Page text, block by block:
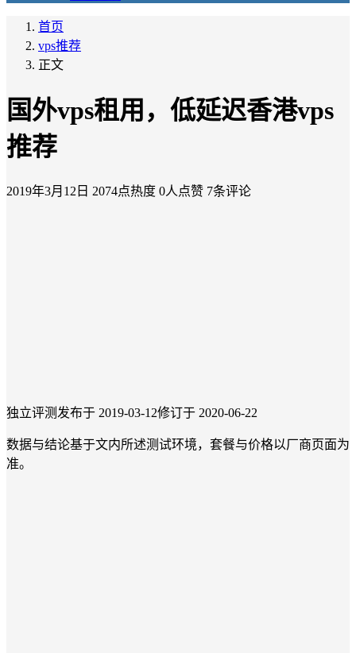
首页
vps推荐
正文
国外vps租用，低延迟香港vps
推荐
2019年3月12日 2074点热度 0人点赞 7条评论
独立评测 发布于 2019-03-12修订于 2020-06-22
数据与结论基于文内所述测试环境，套餐与价格以厂商页面为
准。